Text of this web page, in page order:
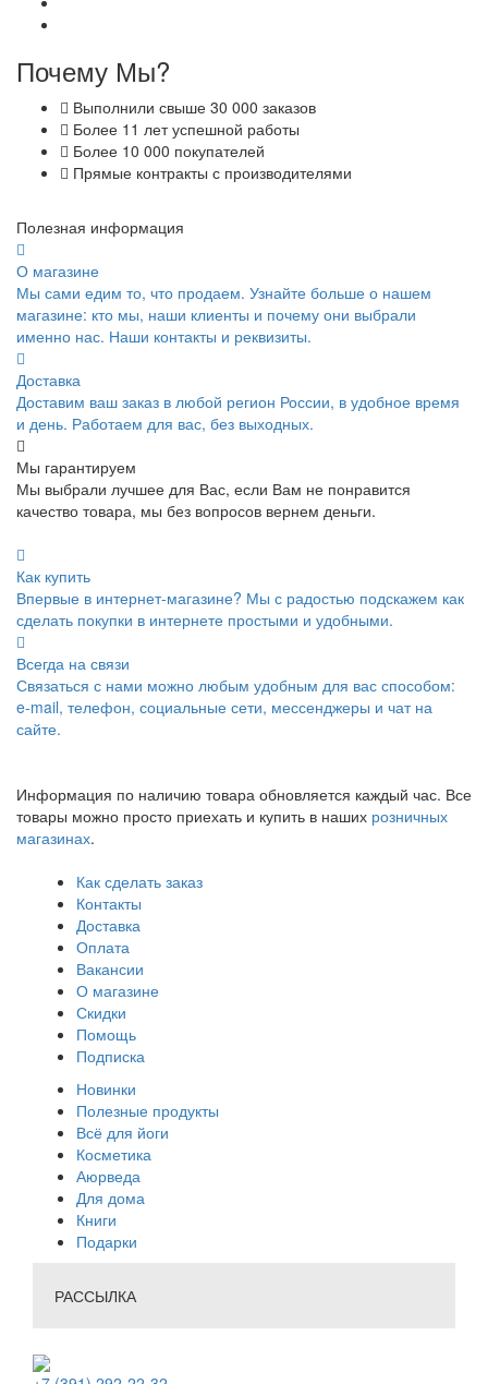
Почему Мы?
Выполнили свыше 30 000 заказов
Более 11 лет успешной работы
Более 10 000 покупателей
Прямые контракты с производителями
Полезная информация
О магазине
Мы сами едим то, что продаем. Узнайте больше о нашем
магазине: кто мы, наши клиенты и почему они выбрали
именно нас. Наши контакты и реквизиты.
Доставка
Доставим ваш заказ в любой регион России, в удобное время
и день. Работаем для вас, без выходных.
Мы гарантируем
Мы выбрали лучшее для Вас, если Вам не понравится
качество товара, мы без вопросов вернем деньги.
Как купить
Впервые в интернет-магазине? Мы с радостью подскажем как
сделать покупки в интернете простыми и удобными.
Всегда на связи
Связаться с нами можно любым удобным для вас способом:
e-mail, телефон, социальные сети, мессенджеры и чат на
сайте.
Информация по наличию товара обновляется каждый час. Все
товары можно просто приехать и купить в наших розничных
магазинах.
Как сделать заказ
Контакты
Доставка
Оплата
Вакансии
О магазине
Скидки
Помощь
Подписка
Новинки
Полезные продукты
Всё для йоги
Косметика
Аюрведа
Для дома
Книги
Подарки
РАССЫЛКА